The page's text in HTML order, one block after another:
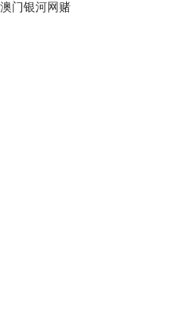
澳门银河网赌